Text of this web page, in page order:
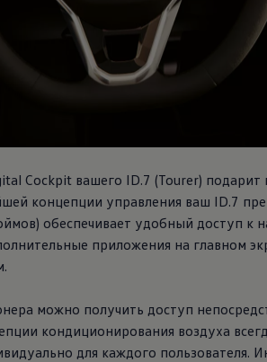
автомобилей с двигателями
Cockpit вашего ID.7 (Tourer)
концепции управления ваш ID.7
обеспечивает удобный доступ
приложения на главном
можно получить доступ
кондиционирования воздуха
для каждого пользователя.